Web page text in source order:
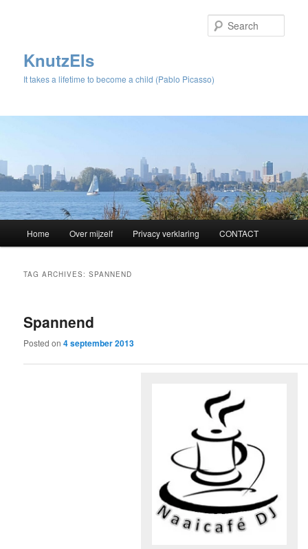
KnutzEls
It takes a lifetime to become a child (Pablo Picasso)
Skip
content
Skip
content
Home Over mijzelf Privacy verklaring CONTACT
TAG ARCHIVES:SPANNEND
Spannend
Posted on4 september 2013